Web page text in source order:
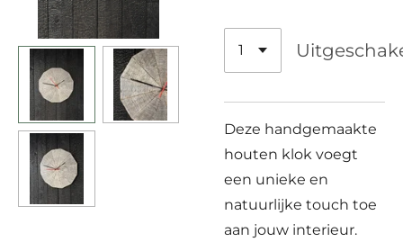
Deze handgemaakte
houten klok voegt
een unieke en
natuurlijke touch toe
aan jouw interieur.